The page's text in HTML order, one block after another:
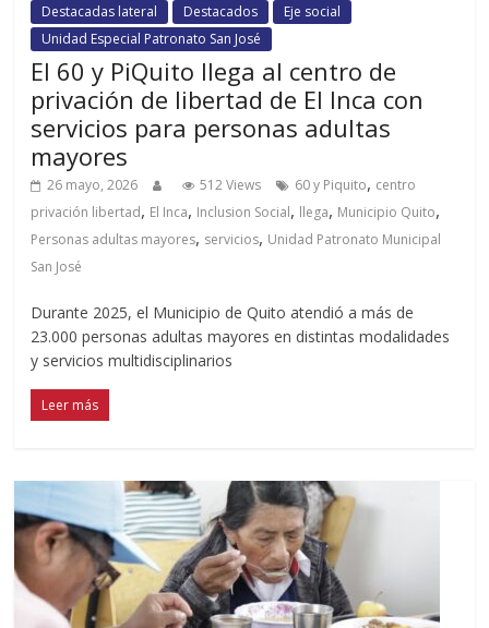
Destacadas lateral Destacados
Eje social
Unidad Especial Patronato San José
El 60 y PiQuito llega al centro de
privación de libertad de El Inca con
servicios para personas adultas
mayores
26 mayo, 2026 512 Views 60 y Piquito, centro
privación libertad, El Inca, Inclusion Social, llega, Municipio Quito,
Personas adultas mayores, servicios, Unidad Patronato Municipal
San José
Durante 2025, el Municipio de Quito atendió a más de
23.000 personas adultas mayores en distintas modalidades
y servicios multidisciplinarios
Leer más